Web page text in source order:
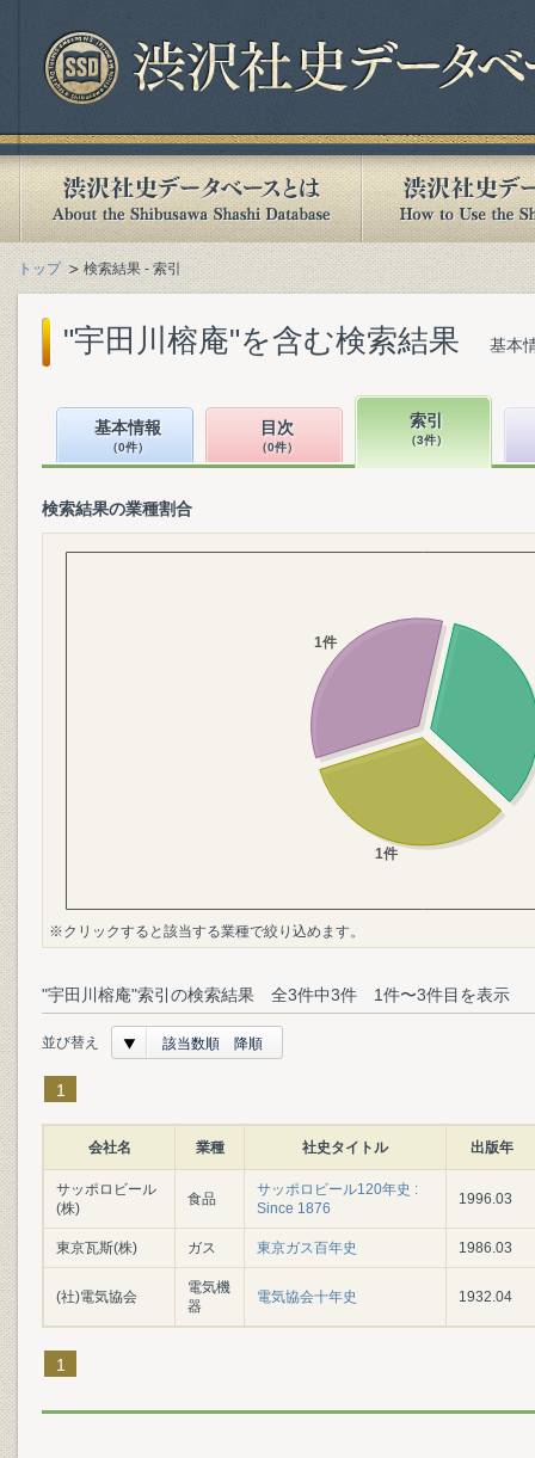
トップ 検索結果 - 索引
"宇田川榕庵"を含む検索結果 基本
基本情報
（0件）
目次
（0件）
索引
（3件）
検索結果の業種割合
※クリックすると該当する業種で絞り込めます。
"宇田川榕庵"索引の検索結果 全3件中3件 1件〜3件目を表示
並び替え 該当数順 降順
1
会社名 業種 社史タイトル 出版年
サッポロビール
(株)
食品
サッポロビール120年史 :
Since 1876
1996.03
東京瓦斯(株) ガス 東京ガス百年史 1986.03
(社)電気協会
電気機
器
電気協会十年史 1932.04
1